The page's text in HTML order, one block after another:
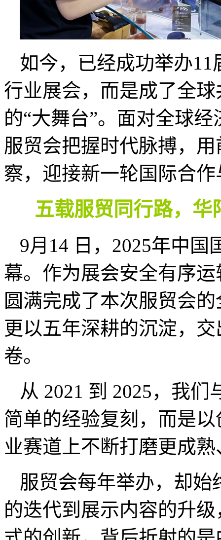
如今，已经成功举办
行业展会，而是成了全
的“大舞台”。面对全球
服贸会把握时代脉搏，
察，迎接新一轮国际合
五载服贸同行路，
9月14 日，2025年中
幕。作为展会安全有序
圆满完成了本次服贸会
更以五年深耕的沉淀，
卷。
从 2021 到 2025，我
简单的经验复刻，而是
业赛道上不断打磨更成
服贸会每年举办，却
的迭代到展示内容的升